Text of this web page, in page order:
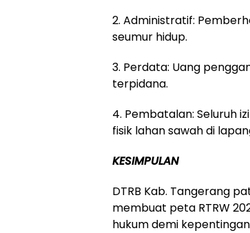
2. Administratif:
seumur hidup.
3. Perdata: Uang
terpidana.
4. Pembatalan: Seluruh
fisik lahan sawah di
KESIMPULAN
DTRB Kab. Tangerang
membuat peta RTRW
hukum demi